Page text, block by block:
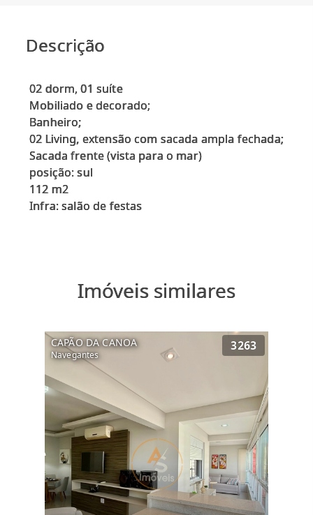
Descrição
02 dorm, 01 suíte
Mobiliado e decorado;
Banheiro;
02 Living, extensão com sacada ampla fechada;
Sacada frente (vista para o mar)
posição: sul
112 m2
Imóveis similares
CAPÃO DA CANOA
Navegantes
3263